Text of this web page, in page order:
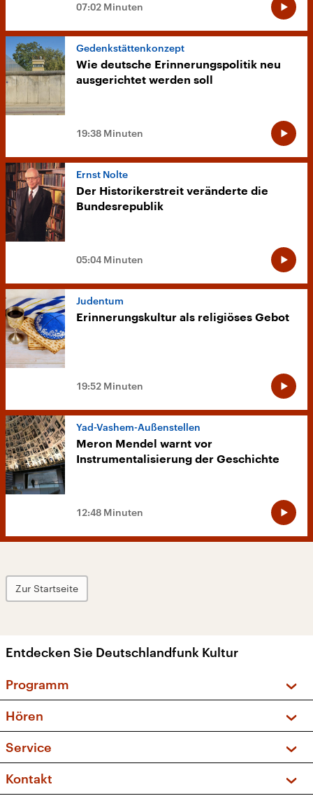
07:02 Minuten
Gedenkstättenkonzept
Wie deutsche Erinnerungspolitik neu
ausgerichtet werden soll
19:38 Minuten
Ernst Nolte
Der Historikerstreit veränderte die
Bundesrepublik
05:04 Minuten
Judentum
Erinnerungskultur als religiöses Gebot
19:52 Minuten
Yad-Vashem-Außenstellen
Meron Mendel warnt vor
Instrumentalisierung der Geschichte
12:48 Minuten
Zur Startseite
Entdecken Sie Deutschlandfunk Kultur
Programm
Sendungen und Podcasts
Musikliste
Kakadu – Das Kinderprogramm
Hören
Frequenzen (UKW + DAB+)
Service
FAQ
Kontakt